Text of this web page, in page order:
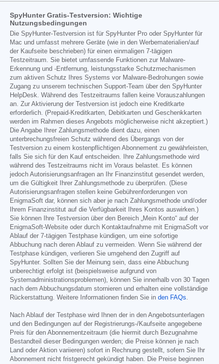
SpyHunter Gratis-Testversion: Wichtige
Nutzungsbedingungen
Die SpyHunter-Testversion ist für SpyHunter Pro oder SpyHunter für
Mac und umfasst mehrere Geräte (wie in den Werbematerialien/auf
der Kaufseite beschrieben) für einen einmaligen 7-tägigen
Testzeitraum. Sie bietet umfassende Funktionen zur Malware-
Erkennung und -Entfernung, leistungsstarke Schutzmechanismen
zum aktiven Schutz Ihres Systems vor Malware-Bedrohungen sowie
Zugang zu unserem technischen Support-Team über den SpyHunter
HelpDesk. Während des Testzeitraums fallen keine Vorauszahlungen
an. Zur Aktivierung der Testversion ist jedoch eine Kreditkarte
erforderlich. (Prepaid-Kreditkarten, Debitkarten und Geschenkkarten
werden im Rahmen dieses Angebots möglicherweise nicht akzeptiert.)
Die Angabe Ihrer Zahlungsmethode dient dazu, einen
unterbrechungsfreien Schutz während des Übergangs von der
Testversion zu einem kostenpflichtigen Abonnement zu gewährleisten,
falls Sie sich für den Kauf entscheiden. Ihre Zahlungsmethode wird
während des Testzeitraums nicht im Voraus belastet. Es können
jedoch Autorisierungsanfragen an Ihr Finanzinstitut gesendet werden,
um die Gültigkeit Ihrer Zahlungsmethode zu überprüfen. (Diese
Autorisierungsanfragen stellen keine Gebührenforderungen von
EnigmaSoft dar, können sich aber je nach Zahlungsmethode und/oder
Ihrem Finanzinstitut auf die Verfügbarkeit Ihres Kontos auswirken.)
Sie können Ihre Testversion über den Bereich „Mein Konto“ auf der
EnigmaSoft-Website oder durch Kontaktaufnahme mit EnigmaSoft vor
Ablauf der 7-tägigen Testphase kündigen, um eine sofortige
Abbuchung nach deren Ablauf zu vermeiden. Wenn Sie während der
Testphase kündigen, verlieren Sie umgehend den Zugriff auf
SpyHunter. Sollten Sie der Meinung sein, dass eine Abbuchung
unberechtigt erfolgt ist (beispielsweise aufgrund von
Systemadministrationsproblemen), können Sie innerhalb von 30 Tagen
nach dem Abbuchungsdatum stornieren und erhalten eine vollständige
Rückerstattung. Weitere Informationen finden Sie in den FAQs.
Nach Ablauf der Testphase wird Ihnen der in den Angebotsunterlagen
und den Bedingungen auf der Registrierungs-/Kaufseite angegebene
Preis für den Abonnementzeitraum (die hiermit durch Bezugnahme
Bestandteil dieser Bedingungen werden; die Preise können je nach
Land oder Aktion variieren) sofort in Rechnung gestellt, sofern Sie Ihr
Abonnement nicht fristgerecht gekündigt haben. Die Preise beginnen